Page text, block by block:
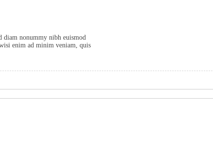
diam nonummy nibh euismod
enim ad minim veniam, quis